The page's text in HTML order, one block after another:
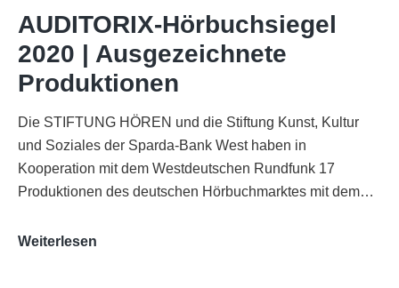
Funkhaus
Köln
AUDITORIX-Hörbuchsiegel
2020 | Ausgezeichnete
Produktionen
Die STIFTUNG HÖREN und die Stiftung Kunst, Kultur
und Soziales der Sparda-Bank West haben in
Kooperation mit dem Westdeutschen Rundfunk 17
Produktionen des deutschen Hörbuchmarktes mit dem…
Weiterlesen